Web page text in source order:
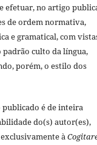
efetuar, no artigo
de ordem normativa,
e gramatical, com
padrão culto da língua,
porém, o estilo dos
publicado é de inteira
do(s) autor(es),
à